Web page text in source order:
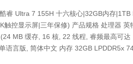
睿 Ultra 7 155H 十六核心|32GB内存|1TB
控显示屏|三年保修) 产品规格 处理器 英
MB 缓存, 16 核, 22 线程, 睿频最高可达
语言版, 简体中文 内存 32GB LPDDR5x